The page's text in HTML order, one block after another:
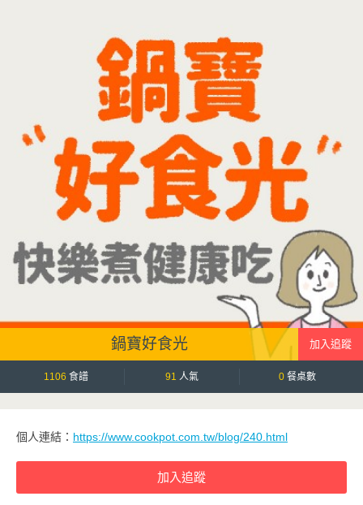
炎夏日一定要喝一杯！
鍋寶好食光
1106 食譜 91 人氣 0 餐桌數
個人連結： https://www.cookpot.com.tw/blog/240.html